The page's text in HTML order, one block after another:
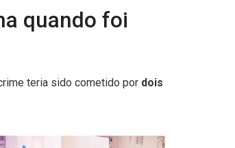
quando foi
teria sido cometido por dois